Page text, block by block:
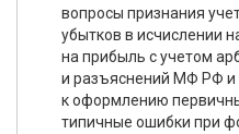
вопросы признания
убытков в исчислении
на прибыль с учетом
и разъяснений МФ РФ
к оформлению
типичные ошибки при